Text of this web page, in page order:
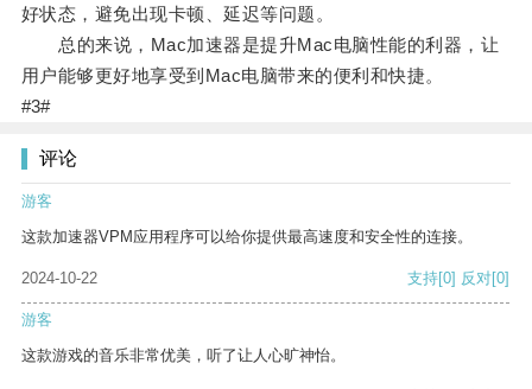
好状态，避免出现卡顿、延迟等问题。
总的来说，Mac加速器是提升Mac电脑性能的利器，让
用户能够更好地享受到Mac电脑带来的便利和快捷。
#3#
评论
游客
这款加速器VPM应用程序可以给你提供最高速度和安全性的连接。
2024-10-22 支持[0] 反对[0]
游客
这款游戏的音乐非常优美，听了让人心旷神怡。